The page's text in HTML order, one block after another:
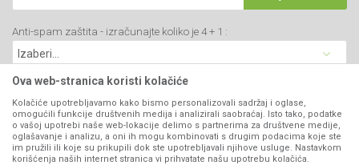
PIB: 102135221
Matični broj: 07593252
Blog
Najčešća pitanja
Isporuka
Click & Collect
Načini plaćanja
Plaćanje karticama
Web kredit Raiffeisen banke
Pravo na odustajanje
Reklamacije
Anti-spam zaštita - izračunajte koliko je 4 + 1 :
VIBER I SMS NEWSLETTER
Prijavite se
Ova web-stranica koristi kolačiće
Kolačiće upotrebljavamo kako bismo personalizovali sadržaj i oglase,
omogućili funkcije društvenih medija i analizirali saobraćaj. Isto tako, podatke
o vašoj upotrebi naše web-lokacije delimo s partnerima za društvene medije,
oglašavanje i analizu, a oni ih mogu kombinovati s drugim podacima koje ste
im pružili ili koje su prikupili dok ste upotrebljavali njihove usluge. Nastavkom
korišćenja naših internet stranica vi prihvatate našu upotrebu kolačića.